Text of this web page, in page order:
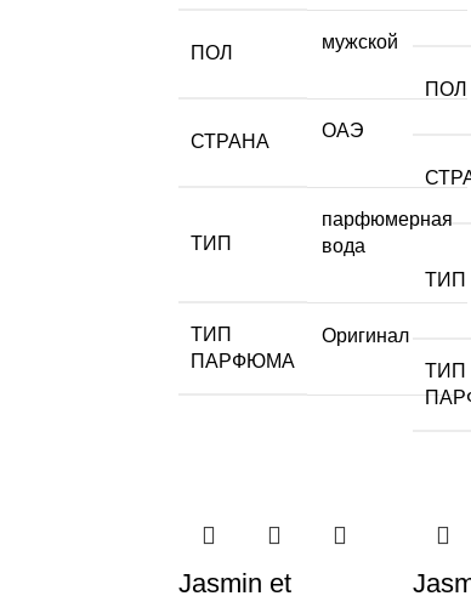
ПОЛ
мужской
СТРАНА
ОАЭ
ТИП
парфюмерная
вода
ТИП
ПАРФЮМА
Оригинал
ПОЛ
ТИП
ТИП
Jasmin et